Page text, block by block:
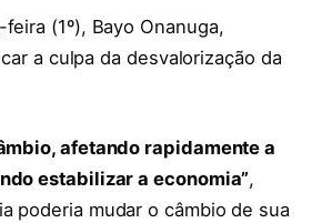
(1º), Bayo Onanuga,
a culpa da desvalorização da
afetando rapidamente a
estabilizar a economia”,
poderia mudar o câmbio de sua